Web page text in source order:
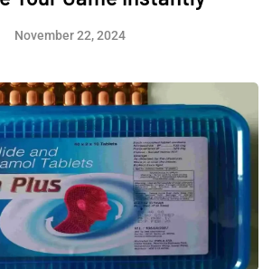
November 22, 2024